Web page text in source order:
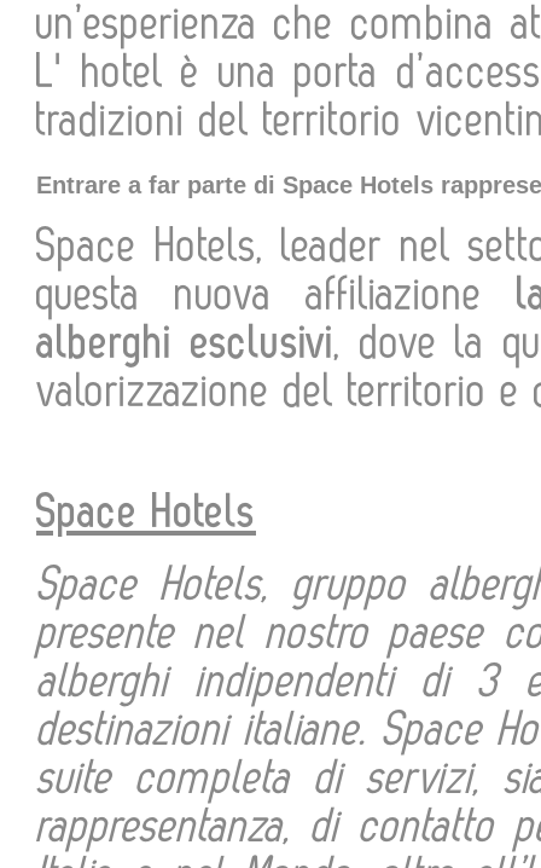
un’esperienza che combina
L' hotel è una porta
tradizioni del territorio
Entrare a far parte di Space Hotels
Space Hotels, leader nel
questa nuova affiliazione
alberghi esclusivi, dove la
valorizzazione del territorio e
Space Hotels
Space Hotels, gruppo
presente nel nostro paese
alberghi indipendenti di
destinazioni italiane. Space
suite completa di servizi,
rappresentanza, di contatto